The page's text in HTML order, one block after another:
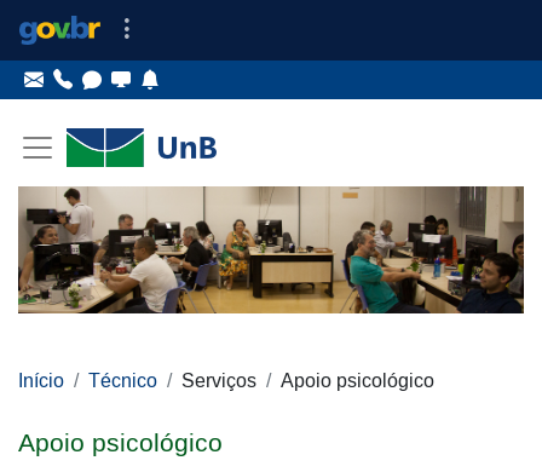
Início
Técnico Serviços Apoio psicológico
Apoio psicológico